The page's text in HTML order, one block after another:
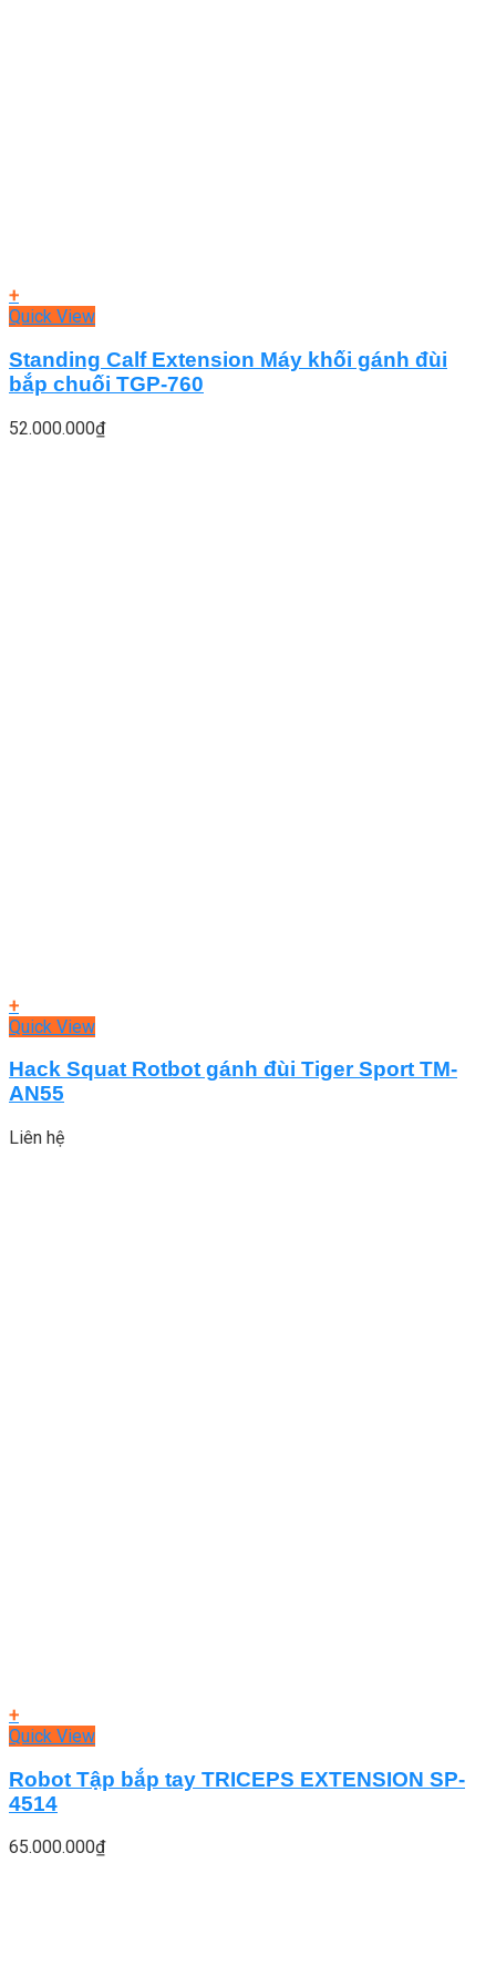
+
Quick View
Standing Calf Extension Máy khối gánh đùi
bắp chuối TGP-760
52.000.000₫
+
Quick View
Hack Squat Rotbot gánh đùi Tiger Sport TM-
AN55
Liên hệ
+
Quick View
Robot Tập bắp tay TRICEPS EXTENSION SP-
4514
65.000.000₫